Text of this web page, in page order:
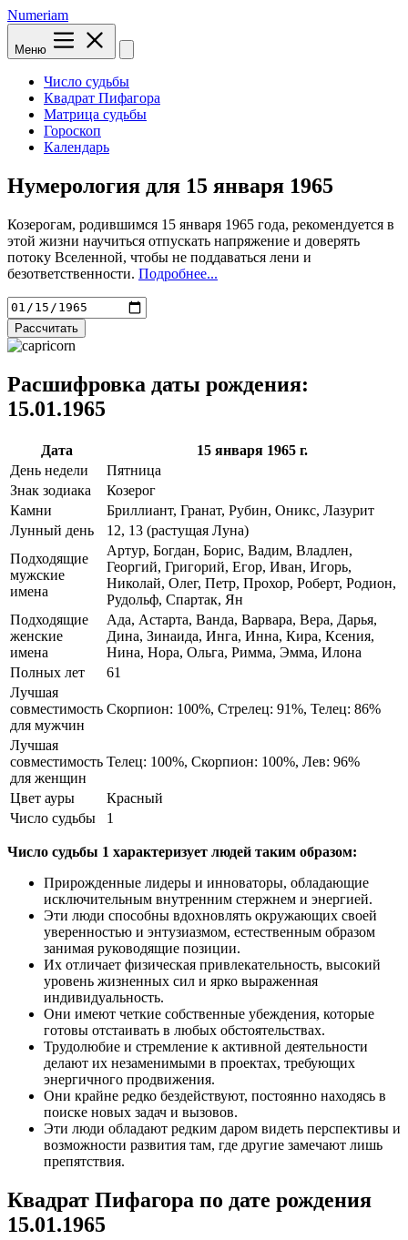
Numeriam
Меню
Число судьбы
Квадрат Пифагора
Матрица судьбы
Гороскоп
Календарь
Нумерология для 15 января 1965
Козерогам, родившимся 15 января 1965 года, рекомендуется в
этой жизни научиться отпускать напряжение и доверять
потоку Вселенной, чтобы не поддаваться лени и
безответственности. Подробнее...
Рассчитать
Расшифровка даты рождения:
15.01.1965
Дата
15 января 1965 г.
День недели
Пятница
Знак зодиака
Козерог
Камни
Бриллиант, Гранат, Рубин, Оникс, Лазурит
Лунный день
12, 13 (растущая Луна)
Подходящие
мужские
имена
Артур, Богдан, Борис, Вадим, Владлен,
Георгий, Григорий, Егор, Иван, Игорь,
Николай, Олег, Петр, Прохор, Роберт, Родион,
Рудольф, Спартак, Ян
Подходящие
женские
имена
Ада, Астарта, Ванда, Варвара, Вера, Дарья,
Дина, Зинаида, Инга, Инна, Кира, Ксения,
Нина, Нора, Ольга, Римма, Эмма, Илона
Полных лет
61
Лучшая
совместимость
для мужчин
Скорпион: 100%, Стрелец: 91%, Телец: 86%
Лучшая
совместимость
для женщин
Телец: 100%, Скорпион: 100%, Лев: 96%
Цвет ауры
Красный
Число судьбы
1
Число судьбы 1 характеризует людей таким образом:
Прирожденные лидеры и инноваторы, обладающие
исключительным внутренним стержнем и энергией.
Эти люди способны вдохновлять окружающих своей
уверенностью и энтузиазмом, естественным образом
занимая руководящие позиции.
Их отличает физическая привлекательность, высокий
уровень жизненных сил и ярко выраженная
индивидуальность.
Они имеют четкие собственные убеждения, которые
готовы отстаивать в любых обстоятельствах.
Трудолюбие и стремление к активной деятельности
делают их незаменимыми в проектах, требующих
энергичного продвижения.
Они крайне редко бездействуют, постоянно находясь в
поиске новых задач и вызовов.
Эти люди обладают редким даром видеть перспективы и
возможности развития там, где другие замечают лишь
препятствия.
Квадрат Пифагора по дате рождения
15.01.1965